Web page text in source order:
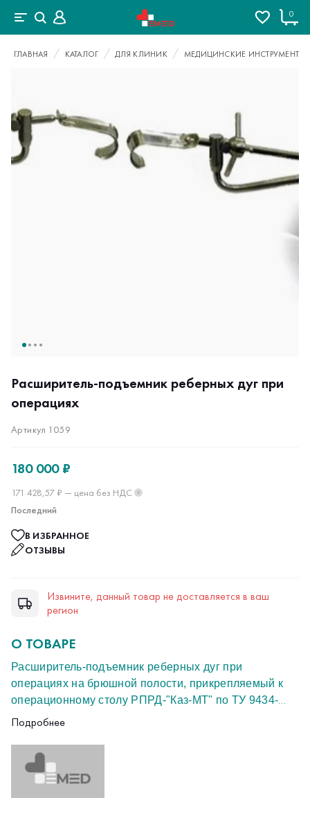
0
ГЛАВНАЯ КАТАЛОГ ДЛЯ КЛИНИК МЕДИЦИНСКИЕ ИНСТРУМЕНТЫ
Расширитель-подъемник реберных дуг при
операциях
Артикул 1059
180 000 ₽
171 428,57 ₽ — цена без НДС ?
Последний
В ИЗБРАННОЕ
ОТЗЫВЫ
Извините, данный товар не доставляется в ваш
регион
О ТОВАРЕ
Расширитель-подъемник реберных дуг при
операциях на брюшной полости, прикрепляемый к
операционному столу РПРД-"Каз-МТ" по ТУ 9434-
028-40686779-2002. РУ ФСР 2011/12643.Новый.
Подробнее